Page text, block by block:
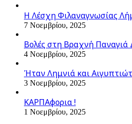
Η Λέσχη Φιλαναγνωσίας
7 Νοεμβρίου, 2025
Βολές στη Βραχνή Παναγιά
4 Νοεμβρίου, 2025
Ήταν Λημνιά και
3 Νοεμβρίου, 2025
ΚΑΡΠΑφορια !
1 Νοεμβρίου, 2025